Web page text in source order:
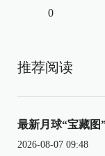
0
推荐阅读
最新月球“宝藏图
2026-08-07 09:48